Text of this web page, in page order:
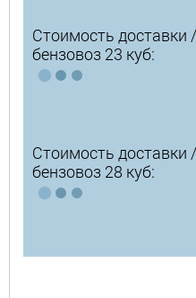
Стоимость доставки /
бензовоз 23 куб:
Стоимость доставки /
бензовоз 28 куб: